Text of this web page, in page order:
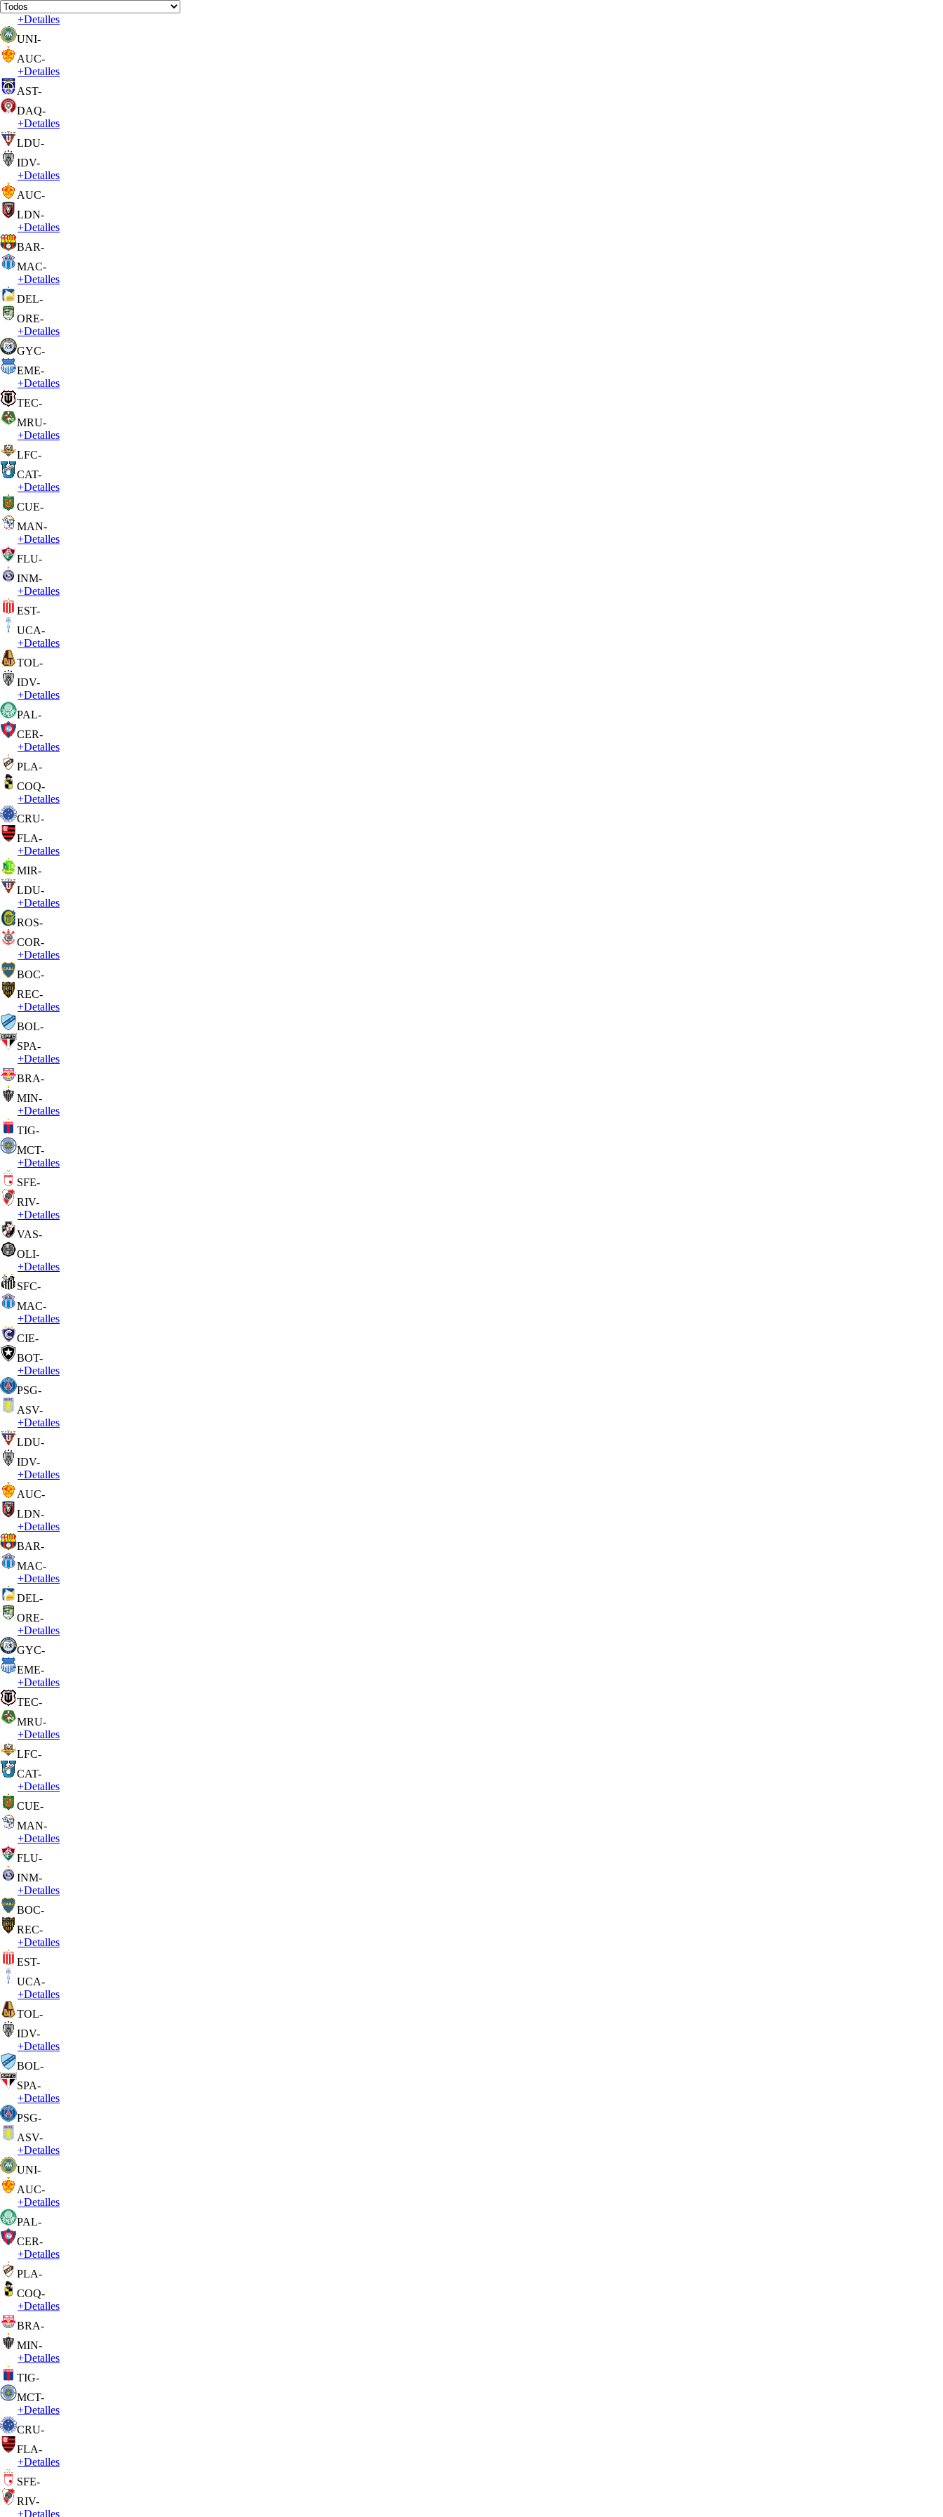
+Detalles
UNI-
AUC-
+Detalles
AST-
DAQ-
+Detalles
LDU-
IDV-
+Detalles
AUC-
LDN-
+Detalles
BAR-
MAC-
+Detalles
DEL-
ORE-
+Detalles
GYC-
EME-
+Detalles
TEC-
MRU-
+Detalles
LFC-
CAT-
+Detalles
CUE-
MAN-
+Detalles
FLU-
INM-
+Detalles
EST-
UCA-
+Detalles
TOL-
IDV-
+Detalles
PAL-
CER-
+Detalles
PLA-
COQ-
+Detalles
CRU-
FLA-
+Detalles
MIR-
LDU-
+Detalles
ROS-
COR-
+Detalles
BOC-
REC-
+Detalles
BOL-
SPA-
+Detalles
BRA-
MIN-
+Detalles
TIG-
MCT-
+Detalles
SFE-
RIV-
+Detalles
VAS-
OLI-
+Detalles
SFC-
MAC-
+Detalles
CIE-
BOT-
+Detalles
PSG-
ASV-
+Detalles
LDU-
IDV-
+Detalles
AUC-
LDN-
+Detalles
BAR-
MAC-
+Detalles
DEL-
ORE-
+Detalles
GYC-
EME-
+Detalles
TEC-
MRU-
+Detalles
LFC-
CAT-
+Detalles
CUE-
MAN-
+Detalles
FLU-
INM-
+Detalles
BOC-
REC-
+Detalles
EST-
UCA-
+Detalles
TOL-
IDV-
+Detalles
BOL-
SPA-
+Detalles
PSG-
ASV-
+Detalles
UNI-
AUC-
+Detalles
PAL-
CER-
+Detalles
PLA-
COQ-
+Detalles
BRA-
MIN-
+Detalles
TIG-
MCT-
+Detalles
CRU-
FLA-
+Detalles
SFE-
RIV-
+Detalles